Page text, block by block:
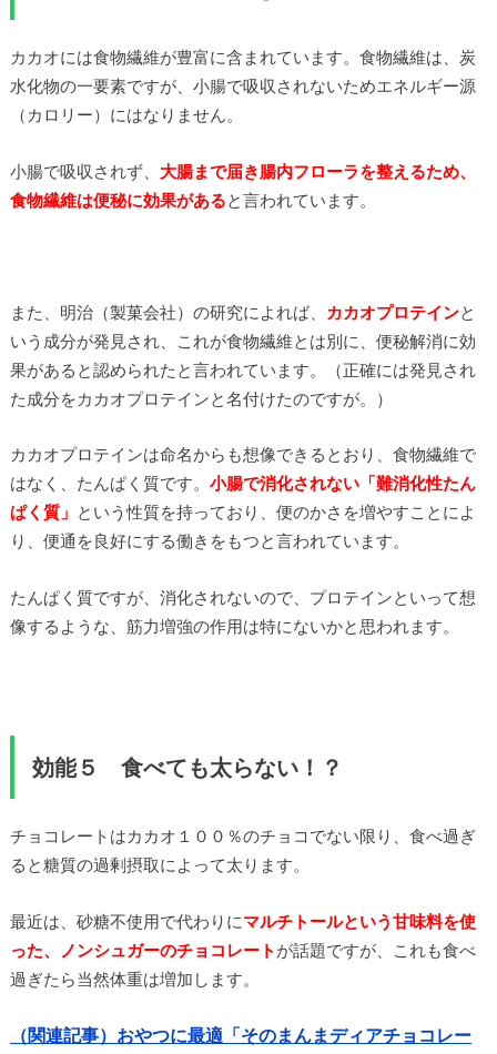
カカオには食物繊維が豊富に含まれています。食物繊維は、炭
水化物の一要素ですが、小腸で吸収されないためエネルギー源
（カロリー）にはなりません。
小腸で吸収されず、 大腸まで届き腸内フローラを整えるため、
食物繊維は便秘に効果があると言われています。
また、明治（製菓会社）の研究によれば、 カカオプロテインと
いう成分が発見され、これが食物繊維とは別に、便秘解消に効
果があると認められたと言われています。（正確には発見され
た成分をカカオプロテインと名付けたのですが。）
カカオプロテインは命名からも想像できるとおり、食物繊維で
はなく、たんぱく質です。 小腸で消化されない「難消化性たん
ぱく質」 という性質を持っており、便のかさを増やすことによ
り、便通を良好にする働きをもつと言われています。
たんぱく質ですが、消化されないので、プロテインといって想
像するような、筋力増強の作用は特にないかと思われます。
効能５ 食べても太らない！？
チョコレートはカカオ１００％のチョコでない限り、食べ過ぎ
ると糖質の過剰摂取によって太ります。
最近は、砂糖不使用で代わりにマルチトールという甘味料を使
った、ノンシュガーのチョコレート が話題ですが、これも食べ
過ぎたら当然体重は増加します。
（関連記事）おやつに最適「そのまんまディアチョコレー